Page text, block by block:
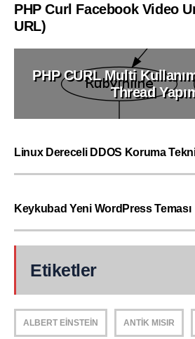
PHP Curl Facebook Video
URL)
PHP CURL Multi
Thread
Linux Dereceli DDOS Koruma
Keykubad Yeni WordPress Teması
Etiketler
ALBERT EINSTEIN ANTIK MISIR